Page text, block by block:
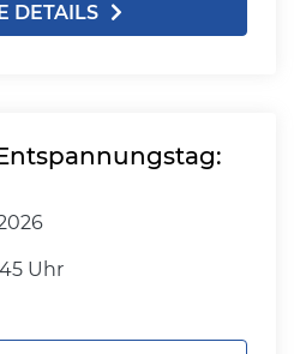
DETAILS
Uhr